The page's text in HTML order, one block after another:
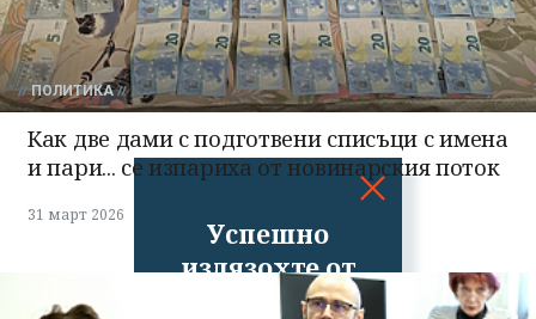
Успешно
излязохте от
профила си!
ПОЛИТИКА
Как две дами с подготвени списъци с имена
и пари... се изпариха от новинарския поток
31 март 2026